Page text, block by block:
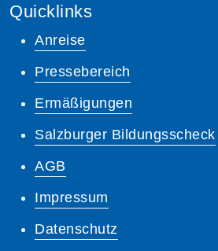
Quicklinks
Anreise
Pressebereich
Ermäßigungen
Salzburger Bildungsscheck
AGB
Impressum
Datenschutz